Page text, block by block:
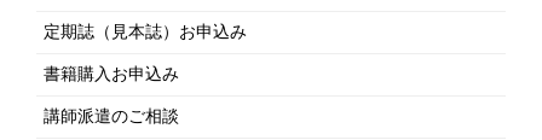
定期誌（見本誌）お申込み
書籍購入お申込み
講師派遣のご相談